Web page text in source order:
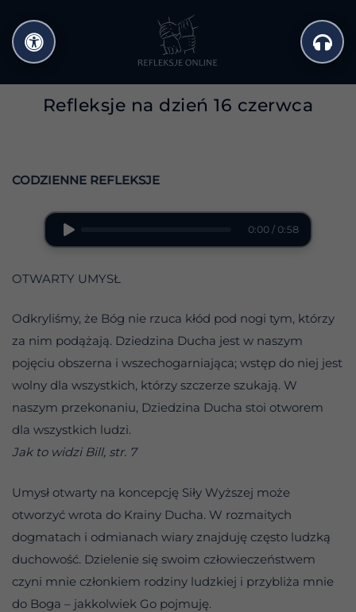
do
treści
Refleksje na dzień 16 czerwca
CODZIENNE REFLEKSJE
0:00 / 0:58
OTWARTY UMYSŁ
Odkryliśmy, że Bóg nie rzuca kłód pod nogi tym, którzy
za nim podążają. Dziedzina Ducha jest w naszym
pojęciu obszerna i wszechogarniająca; wstęp do niej jest
wolny dla wszystkich, którzy szczerze szukają. W
naszym przekonaniu, Dziedzina Ducha stoi otworem
dla wszystkich ludzi.
Jak to widzi Bill, str. 7
Umysł otwarty na koncepcję Siły Wyższej może
otworzyć wrota do Krainy Ducha. W rozmaitych
dogmatach i odmianach wiary znajduję często ludzką
duchowość. Dzielenie się swoim człowieczeństwem
czyni mnie członkiem rodziny ludzkiej i przybliża mnie
do Boga – jakkolwiek Go pojmuję.